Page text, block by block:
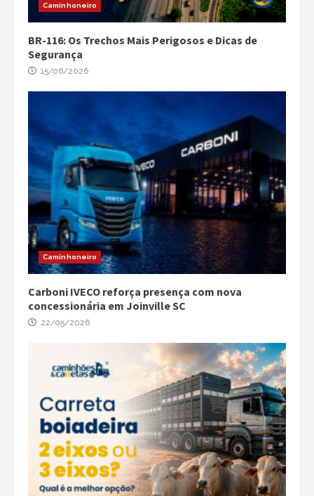
Caminhoneiro
BR-116: Os Trechos Mais Perigosos e Dicas de
Segurança
15/06/2026
Caminhoneiro
Carboni IVECO reforça presença com nova
concessionária em Joinville SC
22/05/2026